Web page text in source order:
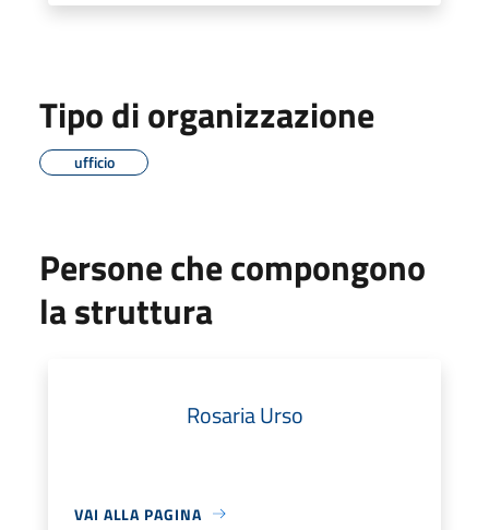
Tipo di organizzazione
ufficio
Persone che compongono
la struttura
Rosaria Urso
VAI ALLA PAGINA